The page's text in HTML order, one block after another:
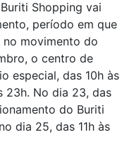
Shopping vai
período em que
no movimento do
o centro de
especial, das 10h às
23h. No dia 23, das
do Buriti
dia 25, das 11h às